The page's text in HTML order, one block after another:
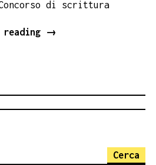
di scrittura
reading
Concorso
→